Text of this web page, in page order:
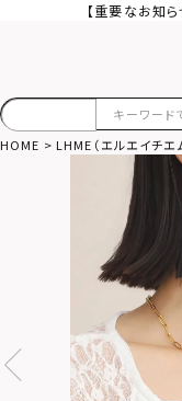
【重要なお知
HOME LHME（エルエイチエ